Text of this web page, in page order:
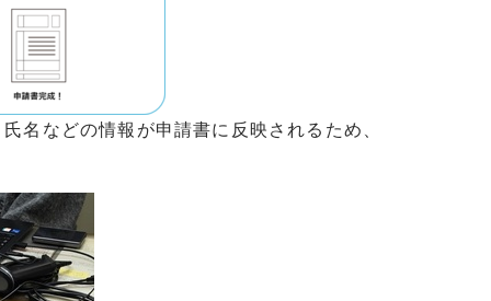
名などの情報が申請書に反映されるため、